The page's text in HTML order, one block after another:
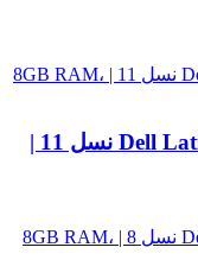
لپ تاپ استوک Dell Latitude 5420 Core i5 نسل 11 |